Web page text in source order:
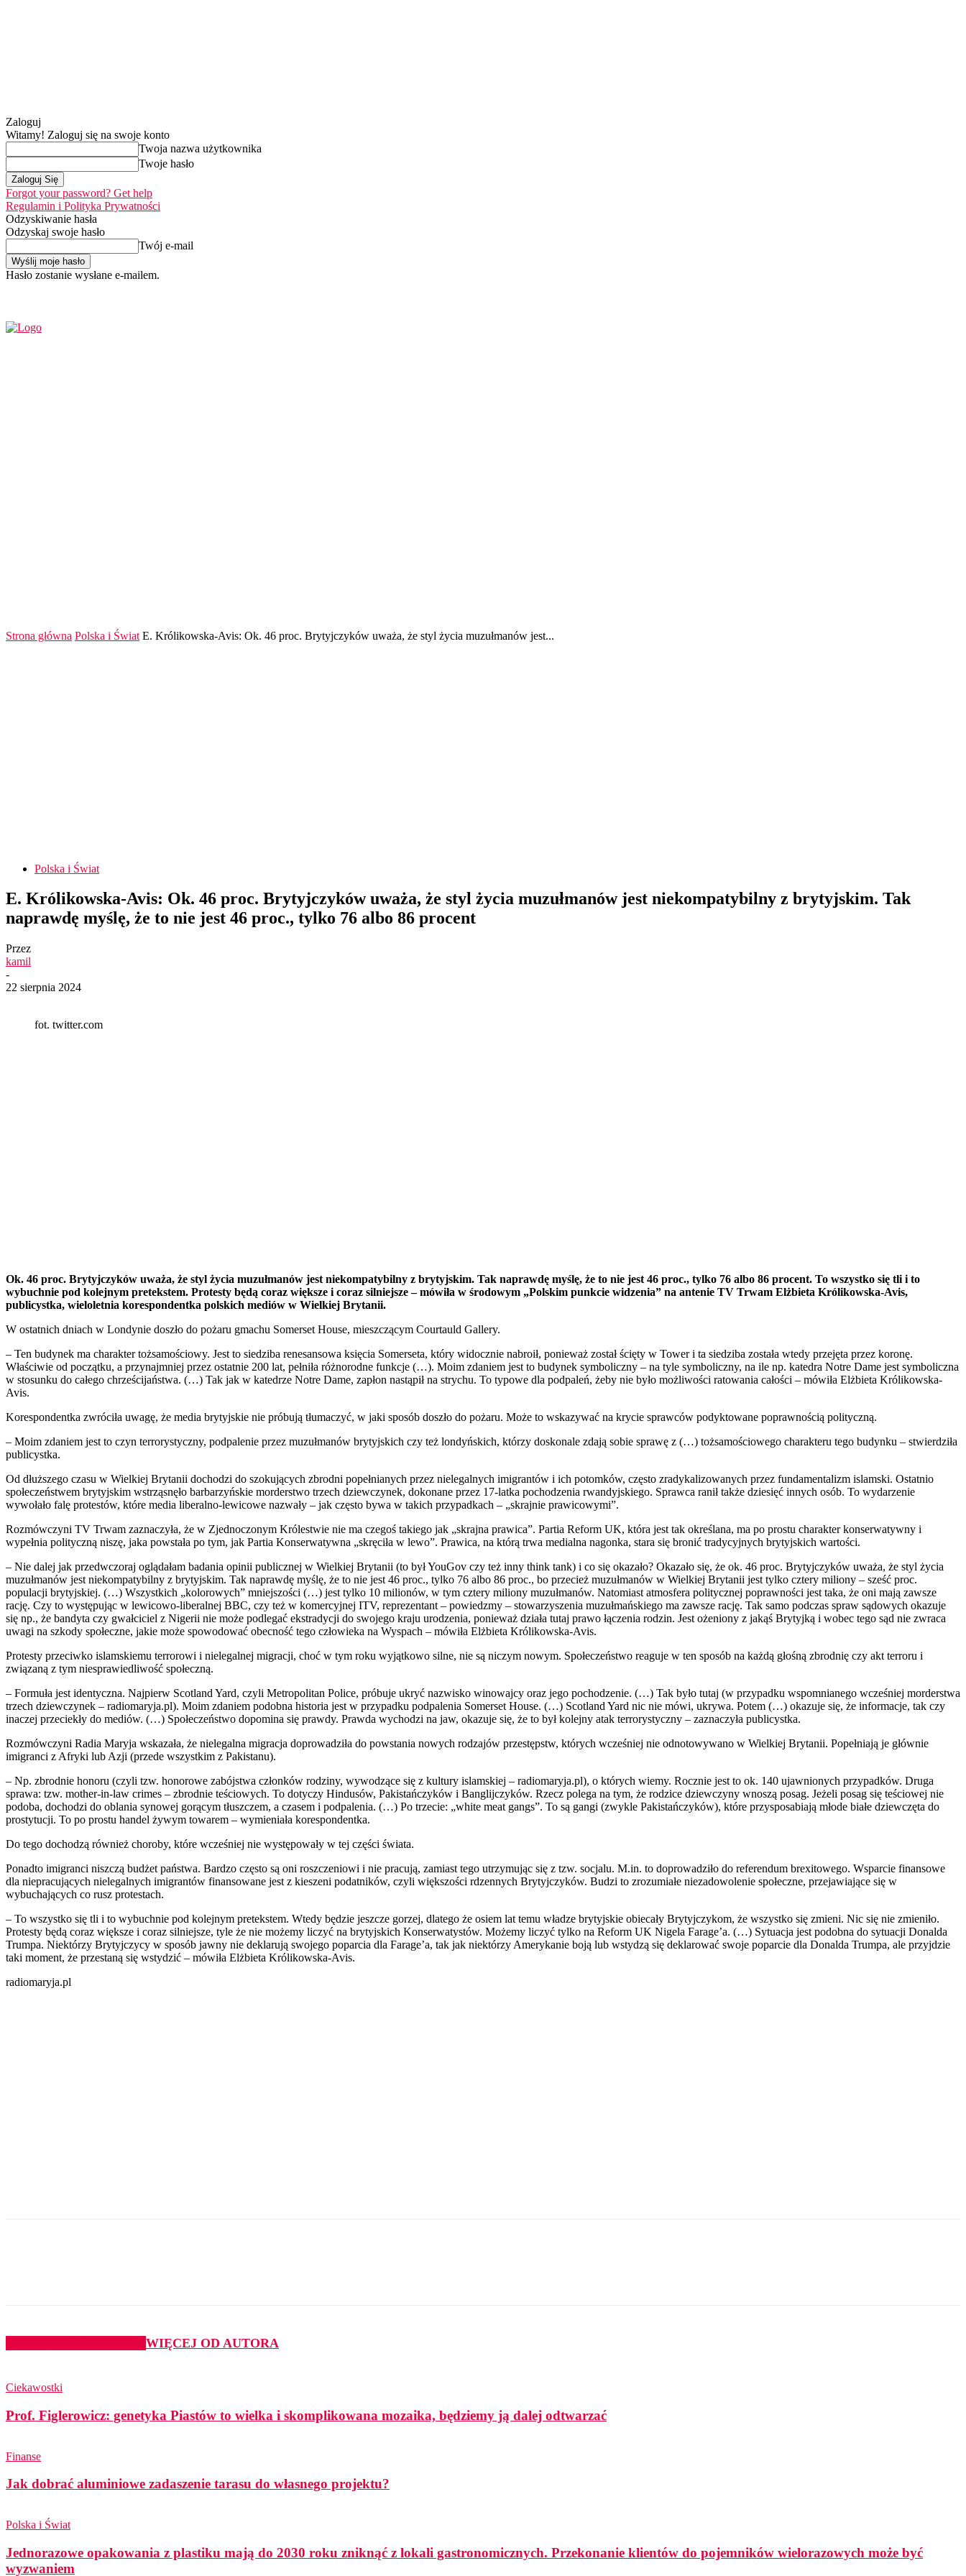
Zaloguj
Witamy! Zaloguj się na swoje konto
Twoja nazwa użytkownika
Twoje hasło
Forgot your password? Get help
Regulamin i Polityka Prywatności
Odzyskiwanie hasła
Odzyskaj swoje hasło
Twój e-mail
Hasło zostanie wysłane e-mailem.
Strona główna Polska i Świat E. Królikowska-Avis: Ok. 46 proc. Brytyjczyków uważa, że styl życia muzułmanów jest...
Polska i Świat
E. Królikowska-Avis: Ok. 46 proc. Brytyjczyków uważa, że styl życia muzułmanów jest niekompatybilny z brytyjskim. Tak
naprawdę myślę, że to nie jest 46 proc., tylko 76 albo 86 procent
Przez
kamil
-
22 sierpnia 2024
fot. twitter.com
Ok. 46 proc. Brytyjczyków uważa, że styl życia muzułmanów jest niekompatybilny z brytyjskim. Tak naprawdę myślę, że to nie jest 46 proc., tylko 76 albo 86 procent. To wszystko się tli i to
wybuchnie pod kolejnym pretekstem. Protesty będą coraz większe i coraz silniejsze – mówiła w środowym „Polskim punkcie widzenia” na antenie TV Trwam Elżbieta Królikowska-Avis,
publicystka, wieloletnia korespondentka polskich mediów w Wielkiej Brytanii.
W ostatnich dniach w Londynie doszło do pożaru gmachu Somerset House, mieszczącym Courtauld Gallery.
– Ten budynek ma charakter tożsamościowy. Jest to siedziba renesansowa księcia Somerseta, który widocznie nabroił, ponieważ został ścięty w Tower i ta siedziba została wtedy przejęta przez koronę.
Właściwie od początku, a przynajmniej przez ostatnie 200 lat, pełniła różnorodne funkcje (…). Moim zdaniem jest to budynek symboliczny – na tyle symboliczny, na ile np. katedra Notre Dame jest symboliczna
w stosunku do całego chrześcijaństwa. (…) Tak jak w katedrze Notre Dame, zapłon nastąpił na strychu. To typowe dla podpaleń, żeby nie było możliwości ratowania całości – mówiła Elżbieta Królikowska-
Avis.
Korespondentka zwróciła uwagę, że media brytyjskie nie próbują tłumaczyć, w jaki sposób doszło do pożaru. Może to wskazywać na krycie sprawców podyktowane poprawnością polityczną.
– Moim zdaniem jest to czyn terrorystyczny, podpalenie przez muzułmanów brytyjskich czy też londyńskich, którzy doskonale zdają sobie sprawę z (…) tożsamościowego charakteru tego budynku – stwierdziła
publicystka.
Od dłuższego czasu w Wielkiej Brytanii dochodzi do szokujących zbrodni popełnianych przez nielegalnych imigrantów i ich potomków, często zradykalizowanych przez fundamentalizm islamski. Ostatnio
społeczeństwem brytyjskim wstrząsnęło barbarzyńskie morderstwo trzech dziewczynek, dokonane przez 17-latka pochodzenia rwandyjskiego. Sprawca ranił także dziesięć innych osób. To wydarzenie
wywołało falę protestów, które media liberalno-lewicowe nazwały – jak często bywa w takich przypadkach – „skrajnie prawicowymi”.
Rozmówczyni TV Trwam zaznaczyła, że w Zjednoczonym Królestwie nie ma czegoś takiego jak „skrajna prawica”. Partia Reform UK, która jest tak określana, ma po prostu charakter konserwatywny i
wypełnia polityczną niszę, jaka powstała po tym, jak Partia Konserwatywna „skręciła w lewo”. Prawica, na którą trwa medialna nagonka, stara się bronić tradycyjnych brytyjskich wartości.
– Nie dalej jak przedwczoraj oglądałam badania opinii publicznej w Wielkiej Brytanii (to był YouGov czy też inny think tank) i co się okazało? Okazało się, że ok. 46 proc. Brytyjczyków uważa, że styl życia
muzułmanów jest niekompatybilny z brytyjskim. Tak naprawdę myślę, że to nie jest 46 proc., tylko 76 albo 86 proc., bo przecież muzułmanów w Wielkiej Brytanii jest tylko cztery miliony – sześć proc.
populacji brytyjskiej. (…) Wszystkich „kolorowych” mniejszości (…) jest tylko 10 milionów, w tym cztery miliony muzułmanów. Natomiast atmosfera politycznej poprawności jest taka, że oni mają zawsze
rację. Czy to występując w lewicowo-liberalnej BBC, czy też w komercyjnej ITV, reprezentant – powiedzmy – stowarzyszenia muzułmańskiego ma zawsze rację. Tak samo podczas spraw sądowych okazuje
się np., że bandyta czy gwałciciel z Nigerii nie może podlegać ekstradycji do swojego kraju urodzenia, ponieważ działa tutaj prawo łączenia rodzin. Jest ożeniony z jakąś Brytyjką i wobec tego sąd nie zwraca
uwagi na szkody społeczne, jakie może spowodować obecność tego człowieka na Wyspach – mówiła Elżbieta Królikowska-Avis.
Protesty przeciwko islamskiemu terrorowi i nielegalnej migracji, choć w tym roku wyjątkowo silne, nie są niczym nowym. Społeczeństwo reaguje w ten sposób na każdą głośną zbrodnię czy akt terroru i
związaną z tym niesprawiedliwość społeczną.
– Formuła jest identyczna. Najpierw Scotland Yard, czyli Metropolitan Police, próbuje ukryć nazwisko winowajcy oraz jego pochodzenie. (…) Tak było tutaj (w przypadku wspomnianego wcześniej morderstwa
trzech dziewczynek – radiomaryja.pl). Moim zdaniem podobna historia jest w przypadku podpalenia Somerset House. (…) Scotland Yard nic nie mówi, ukrywa. Potem (…) okazuje się, że informacje, tak czy
inaczej przeciekły do mediów. (…) Społeczeństwo dopomina się prawdy. Prawda wychodzi na jaw, okazuje się, że to był kolejny atak terrorystyczny – zaznaczyła publicystka.
Rozmówczyni Radia Maryja wskazała, że nielegalna migracja doprowadziła do powstania nowych rodzajów przestępstw, których wcześniej nie odnotowywano w Wielkiej Brytanii. Popełniają je głównie
imigranci z Afryki lub Azji (przede wszystkim z Pakistanu).
– Np. zbrodnie honoru (czyli tzw. honorowe zabójstwa członków rodziny, wywodzące się z kultury islamskiej – radiomaryja.pl), o których wiemy. Rocznie jest to ok. 140 ujawnionych przypadków. Druga
sprawa: tzw. mother-in-law crimes – zbrodnie teściowych. To dotyczy Hindusów, Pakistańczyków i Banglijczyków. Rzecz polega na tym, że rodzice dziewczyny wnoszą posag. Jeżeli posag się teściowej nie
podoba, dochodzi do oblania synowej gorącym tłuszczem, a czasem i podpalenia. (…) Po trzecie: „white meat gangs”. To są gangi (zwykle Pakistańczyków), które przysposabiają młode białe dziewczęta do
prostytucji. To po prostu handel żywym towarem – wymieniała korespondentka.
Do tego dochodzą również choroby, które wcześniej nie występowały w tej części świata.
Ponadto imigranci niszczą budżet państwa. Bardzo często są oni roszczeniowi i nie pracują, zamiast tego utrzymując się z tzw. socjalu. M.in. to doprowadziło do referendum brexitowego. Wsparcie finansowe
dla niepracujących nielegalnych imigrantów finansowane jest z kieszeni podatników, czyli większości rdzennych Brytyjczyków. Budzi to zrozumiałe niezadowolenie społeczne, przejawiające się w
wybuchających co rusz protestach.
– To wszystko się tli i to wybuchnie pod kolejnym pretekstem. Wtedy będzie jeszcze gorzej, dlatego że osiem lat temu władze brytyjskie obiecały Brytyjczykom, że wszystko się zmieni. Nic się nie zmieniło.
Protesty będą coraz większe i coraz silniejsze, tyle że nie możemy liczyć na brytyjskich Konserwatystów. Możemy liczyć tylko na Reform UK Nigela Farage’a. (…) Sytuacja jest podobna do sytuacji Donalda
Trumpa. Niektórzy Brytyjczycy w sposób jawny nie deklarują swojego poparcia dla Farage’a, tak jak niektórzy Amerykanie boją lub wstydzą się deklarować swoje poparcie dla Donalda Trumpa, ale przyjdzie
taki moment, że przestaną się wstydzić – mówiła Elżbieta Królikowska-Avis.
radiomaryja.pl
WIĘCEJ OD AUTORA
Ciekawostki
Prof. Figlerowicz: genetyka Piastów to wielka i skomplikowana mozaika, będziemy ją dalej odtwarzać
Finanse
Jak dobrać aluminiowe zadaszenie tarasu do własnego projektu?
Polska i Świat
Jednorazowe opakowania z plastiku mają do 2030 roku zniknąć z lokali gastronomicznych. Przekonanie klientów do pojemników wielorazowych może być
wyzwaniem